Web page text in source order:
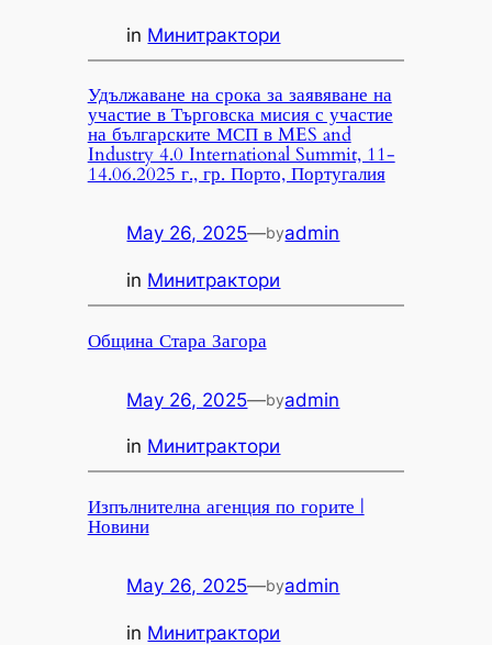
in Минитрактори
Удължаване на срока за заявяване на
участие в Търговска мисия с участие
на българските МСП в MES and
Industry 4.0 International Summit, 11-
14.06.2025 г., гр. Порто, Португалия
May 26, 2025—byadmin
in Минитрактори
Община Стара Загора
May 26, 2025—byadmin
in Минитрактори
Изпълнителна агенция по горите |
Новини
May 26, 2025—byadmin
in Минитрактори